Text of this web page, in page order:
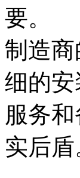
要。
制造
细的
服务
实后盾